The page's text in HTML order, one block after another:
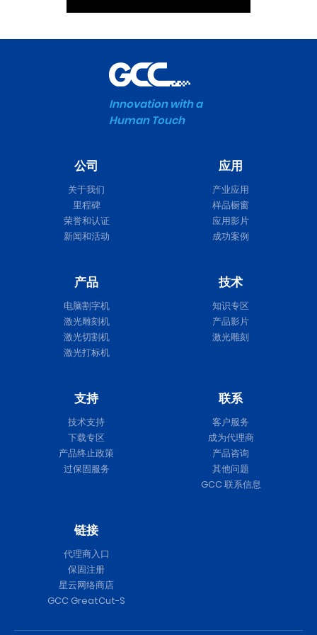
Innovation with a
Human Touch
公司
关于我们
里程碑
荣誉和认证
新闻和活动
应用
产业应用
样品橱窗
应用影片
成功案例
产品
电脑割字机
激光雕刻机
激光切割机
激光打标机
技术
知识专区
产品影片
激光雕刻
支持
技术支持
下载专区
产品终止政策
过保固服务
联系
客户服务
成为代理商
产品咨询
其他问题
GCC 联系信息
链接
代理商入口
保固注册
星云网络商店
GCC GreatCut-S